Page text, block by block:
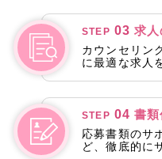
STEP 03 求人
カウンセリン
に最適な求人
STEP 04 書類
応募書類のサ
ど、徹底的に